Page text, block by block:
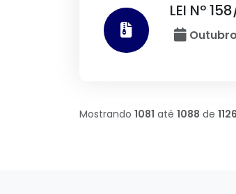
LEI Nº
Mostrando 1081 até 1088 de 1126